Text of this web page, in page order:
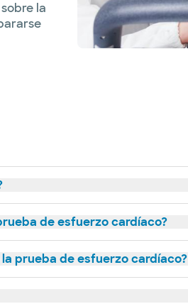
la
de esfuerzo cardíaco?
prueba de esfuerzo cardíaco?